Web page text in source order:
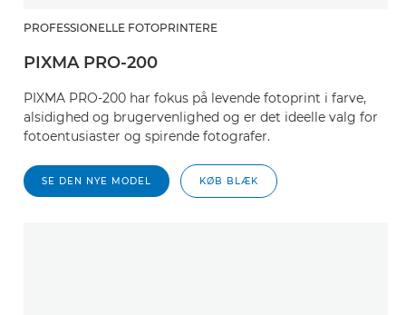
PROFESSIONELLE FOTOPRINTERE
PIXMA PRO-200
PIXMA PRO-200 har fokus på levende fotoprint i farve,
alsidighed og brugervenlighed og er det ideelle valg for
fotoentusiaster og spirende fotografer.
SE DEN NYE MODEL KØB BLÆK